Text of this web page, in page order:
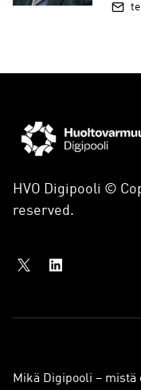
HVO Digipooli ©
reserved.
Mikä Digipooli – mistä